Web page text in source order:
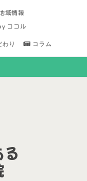
域情報
ココル
わり コラム